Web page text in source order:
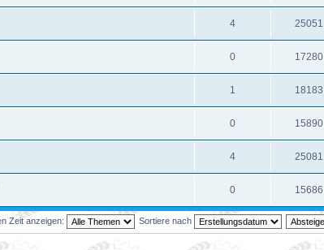
4 25051
0 17280
1 18183
0 15890
4 25081
0 15686
Zeit anzeigen: Sortiere nach